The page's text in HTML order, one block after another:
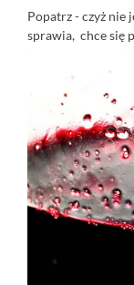
Popatrz - czyż nie
sprawia, chce się